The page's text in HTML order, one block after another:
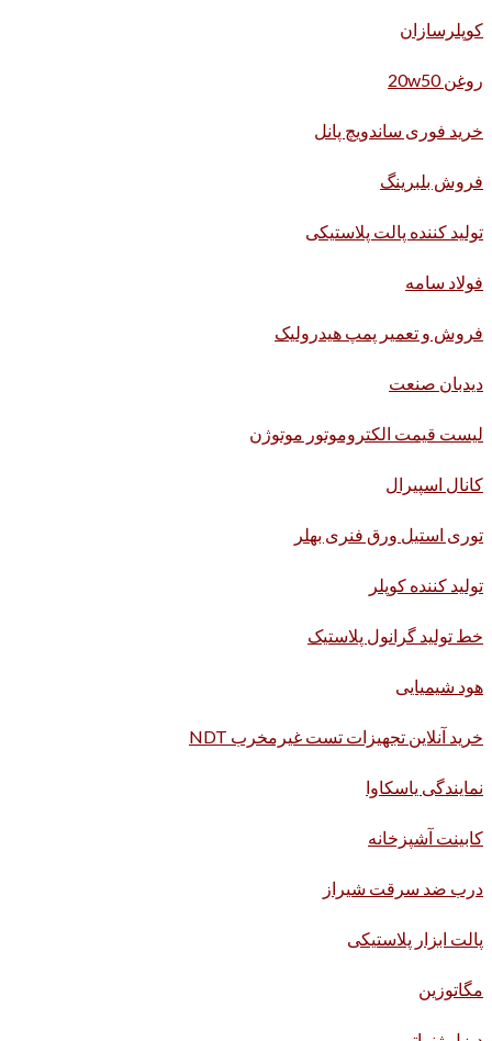
کوپلرسازان
روغن 20w50
خرید فوری ساندویچ پانل
فروش بلبرینگ
تولید کننده پالت پلاستیکی
فولاد سامه
فروش و تعمیر پمپ هیدرولیک
دیدبان صنعت
لیست قیمت الکتروموتور موتوژن
کانال اسپیرال
توری استیل ورق فنری بهلر
تولید کننده کوپلر
خط تولید گرانول پلاستیک
هود شیمیایی
خرید آنلاین تجهیزات تست غیرمخرب NDT
نمایندگی یاسکاوا
کابینت آشپزخانه
درب ضد سرقت شیراز
پالت ابزار پلاستیکی
مگاتوزین